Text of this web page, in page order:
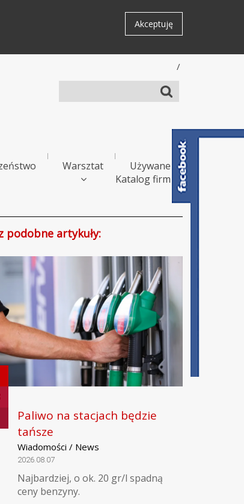
Akceptuję
/
Warsztat
Używane
Katalog firm
podobne artykuły:
Paliwo na stacjach będzie
tańsze
Wiadomości / News
2026.08.07
Najbardziej, o ok. 20 gr/l spadną
ceny benzyny.